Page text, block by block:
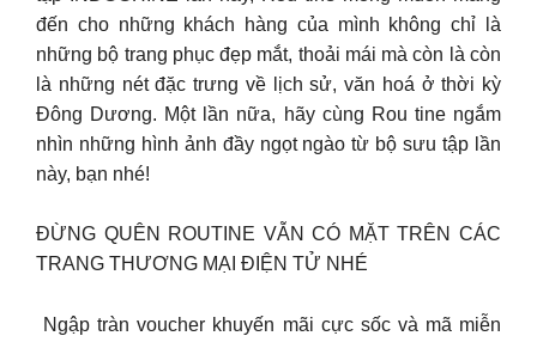
đến cho những khách hàng của mình không chỉ là
những bộ trang phục đẹp mắt, thoải mái mà còn là còn
là những nét đặc trưng về lịch sử, văn hoá ở thời kỳ
Đông Dương. Một lần nữa, hãy cùng Rou tine ngắm
nhìn những hình ảnh đầy ngọt ngào từ bộ sưu tập lần
này, bạn nhé!​
ĐỪNG QUÊN ROUTINE VẪN CÓ MẶT TRÊN CÁC
TRANG THƯƠNG MẠI ĐIỆN TỬ NHÉ ​
​ Ngập tràn voucher khuyến mãi cực sốc và mã miễn